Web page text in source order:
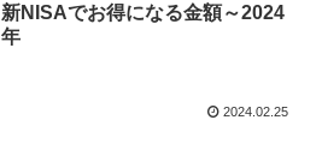
新NISAでお得になる金額～2024
年
2024.02.25